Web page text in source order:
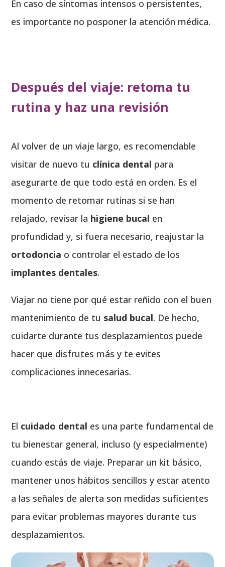
En caso de síntomas intensos o persistentes,
es importante no posponer la atención médica.
Después del viaje: retoma tu
rutina y haz una revisión
Al volver de un viaje largo, es recomendable
visitar de nuevo tu clínica dental para
asegurarte de que todo está en orden. Es el
momento de retomar rutinas si se han
relajado, revisar la higiene bucal en
profundidad y, si fuera necesario, reajustar la
ortodoncia o controlar el estado de los
implantes dentales.
Viajar no tiene por qué estar reñido con el buen
mantenimiento de tu salud bucal. De hecho,
cuidarte durante tus desplazamientos puede
hacer que disfrutes más y te evites
complicaciones innecesarias.
El cuidado dental es una parte fundamental de
tu bienestar general, incluso (y especialmente)
cuando estás de viaje. Preparar un kit básico,
mantener unos hábitos sencillos y estar atento
a las señales de alerta son medidas suficientes
para evitar problemas mayores durante tus
desplazamientos.